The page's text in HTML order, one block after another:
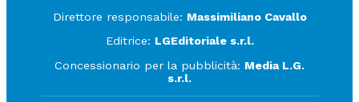
Direttore responsabile: Massimiliano Cavallo
Editrice: LGEditoriale s.r.l.
Concessionario per la pubblicità: Media L.G.
s.r.l.